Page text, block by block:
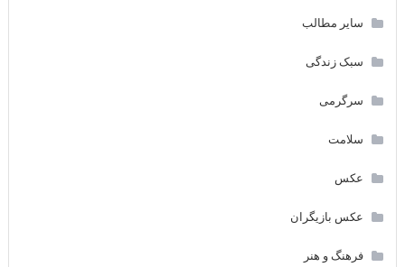
سایر مطالب
سبک زندگی
سرگرمی
سلامت
عکس
عکس بازیگران
فرهنگ و هنر